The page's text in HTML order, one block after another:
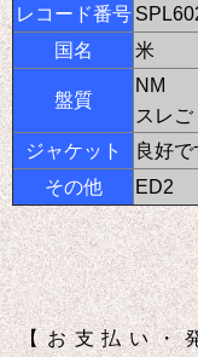
レコード番号
国名
米
盤質
NM
スレご
ジャケット
良好で
その他
ED2
【お支払い・